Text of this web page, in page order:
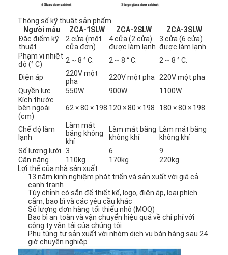
Nhà
Thông số kỹ thuật sản phẩm
Người mẫu
ZCA-1SLW ZCA-2SLW
ZCA-3SLW
Đặc điểm kỹ
thuật
2 cửa (một
cửa đơn)
4 cửa (2 cửa)
được làm lạnh
3 cửa (6 cửa)
được làm lạnh
Phạm vi nhiệt
độ (° C)
2 ~ 8 ° C. 2 ~ 8 ° C. 2 ~ 8 ° C.
Điện áp
220V một
pha
220V một pha
220V một pha
Quyền lực
550W 900W
1100W
Kích thước
bên ngoài
(cm)
62 × 80 × 198 120 × 80 × 198 180 × 80 × 198
Chế độ làm
lạnh
Làm mát
bằng không
khí
Làm mát bằng
không khí
Làm mát bằng
không khí
Số lượng lưới
3 6
9
Cân nặng
110kg 170kg
220kg
Lợi thế của nhà sản xuất
13 năm kinh nghiệm phát triển và sản xuất với giá cả
cạnh tranh
Tùy chỉnh có sẵn để thiết kế, logo, điện áp, loại phích
cắm, bao bì và các yêu cầu khác
Số lượng đơn hàng tối thiểu nhỏ (MOQ)
Bao bì an toàn và vận chuyển hiệu quả về chi phí với
công ty vận tải của chúng tôi
Phụ tùng tự sản xuất với nhóm dịch vụ bán hàng sau 24
giờ chuyên nghiệp